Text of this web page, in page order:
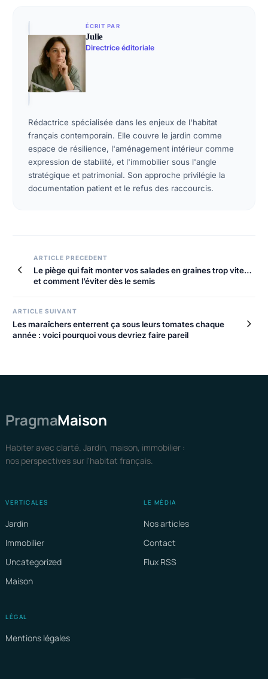
ÉCRIT PAR
Julie
Directrice éditoriale
Rédactrice spécialisée dans les enjeux de l'habitat
français contemporain. Elle couvre le jardin comme
espace de résilience, l'aménagement intérieur comme
expression de stabilité, et l'immobilier sous l'angle
stratégique et patrimonial. Son approche privilégie la
documentation patient et le refus des raccourcis.
ARTICLE PRECEDENT
Le piège qui fait monter vos salades en graines trop vite…
et comment l’éviter dès le semis
ARTICLE SUIVANT
Les maraîchers enterrent ça sous leurs tomates chaque
année : voici pourquoi vous devriez faire pareil
PragmaMaison
Habiter avec clarté. Jardin, maison, immobilier :
nos perspectives sur l'habitat français.
VERTICALES
Jardin
Immobilier
Uncategorized
Maison
LE MÉDIA
Nos articles
Contact
Flux RSS
LÉGAL
Mentions légales